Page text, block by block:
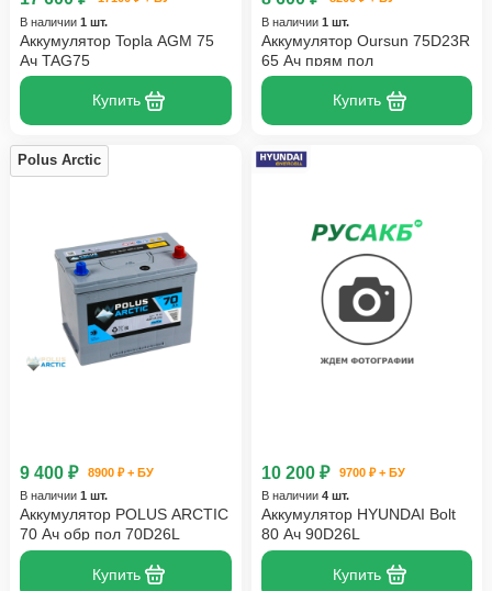
В наличии 1 шт.
Аккумулятор Topla AGM 75
Ач TAG75
Купить
В наличии 1 шт.
Аккумулятор Oursun 75D23R
65 Ач прям пол
Купить
Polus Arctic
9 400 ₽
8900 ₽ + БУ
В наличии 1 шт.
Аккумулятор POLUS ARCTIC
70 Ач обр пол 70D26L
Купить
10 200 ₽
9700 ₽ + БУ
В наличии 4 шт.
Аккумулятор HYUNDAI Bolt
80 Ач 90D26L
Купить